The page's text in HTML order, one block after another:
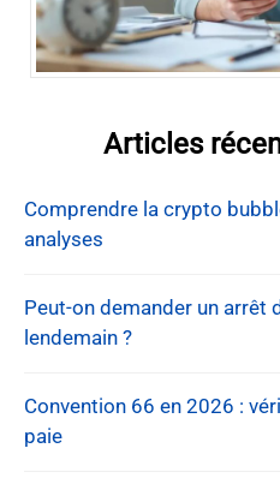
Articles
Comprendre la crypto
analyses
Peut-on demander un arrêt
lendemain ?
Convention 66 en 2026 :
paie